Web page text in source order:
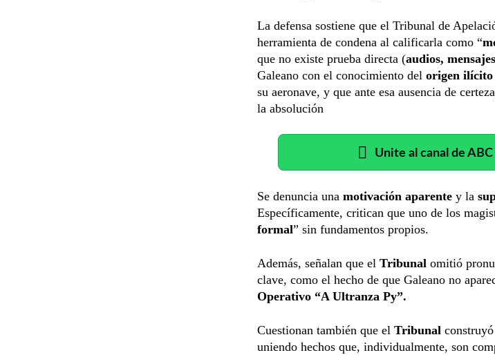
La defensa sostiene que el Tribunal de
herramienta de condena al calificarla como “
que no existe prueba directa (audios,
Galeano con el conocimiento del origen ilícito
su aeronave, y que ante esa ausencia de
la absolución
Unite al canal de
Se denuncia una motivación aparente y la
Específicamente, critican que uno de los
formal” sin fundamentos propios.
Además, señalan que el Tribunal omitió
clave, como el hecho de que Galeano no
Operativo “A Ultranza Py”.
Cuestionan también que el Tribunal
uniendo hechos que, individualmente, son